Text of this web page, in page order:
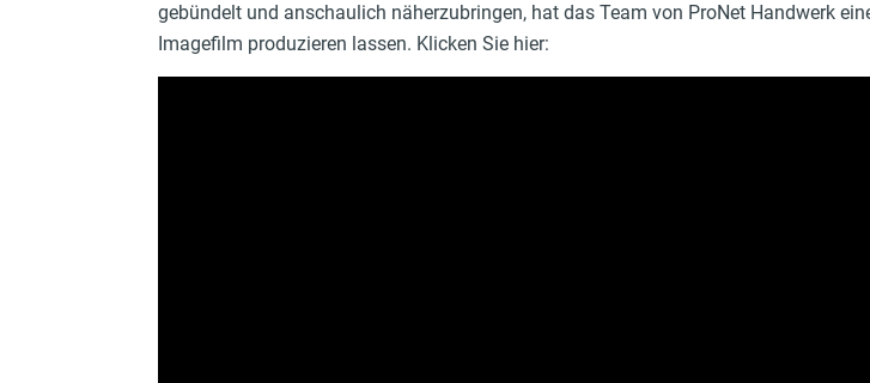
gebündelt und anschaulich näherzubringen, hat das Team von ProNet Handwerk
Imagefilm produzieren lassen. Klicken Sie hier: